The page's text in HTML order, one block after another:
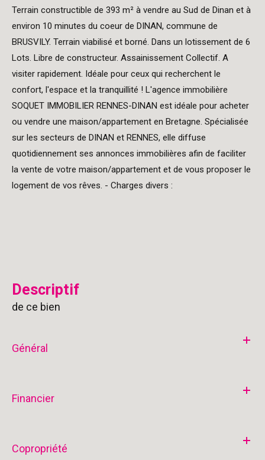
Terrain constructible de 393 m² à vendre au Sud de Dinan et à
environ 10 minutes du coeur de DINAN, commune de
BRUSVILY. Terrain viabilisé et borné. Dans un lotissement de 6
Lots. Libre de constructeur. Assainissement Collectif. A
visiter rapidement. Idéale pour ceux qui recherchent le
confort, l'espace et la tranquillité ! L'agence immobilière
SOQUET IMMOBILIER RENNES-DINAN est idéale pour acheter
ou vendre une maison/appartement en Bretagne. Spécialisée
sur les secteurs de DINAN et RENNES, elle diffuse
quotidiennement ses annonces immobilières afin de faciliter
la vente de votre maison/appartement et de vous proposer le
logement de vos rêves. - Charges divers :
descriptif
de ce bien
Général
Financier
Copropriété